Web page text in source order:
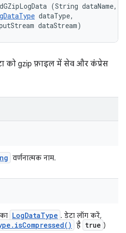
(String dataName,
dataType,
dataStream)
को gzip फ़ाइल में सेव और कंप्रेस
वर्णनात्मक नाम.
LogDataType . डेटा लॉग करें,
. isCompressed( ) है true )